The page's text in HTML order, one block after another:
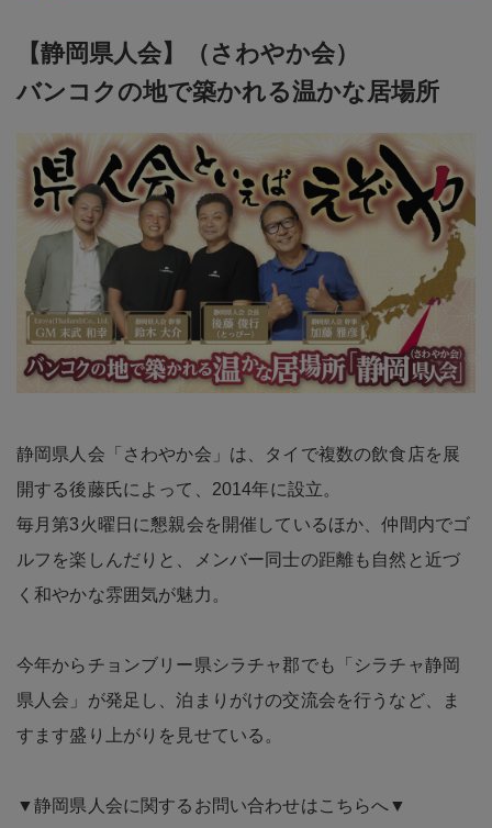
【静岡県人会】（さわやか会）
バンコクの地で築かれる温かな居場所
静岡県人会「さわやか会」は、タイで複数の飲食店を展
開する後藤氏によって、2014年に設立。
毎月第3火曜日に懇親会を開催しているほか、仲間内でゴ
ルフを楽しんだりと、メンバー同士の距離も自然と近づ
く和やかな雰囲気が魅力。
今年からチョンブリー県シラチャ郡でも「シラチャ静岡
県人会」が発足し、泊まりがけの交流会を行うなど、ま
すます盛り上がりを見せている。
▼静岡県人会に関するお問い合わせはこちらへ▼